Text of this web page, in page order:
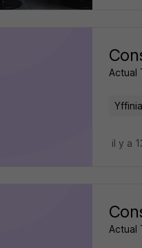
Actual
il y a
Actual